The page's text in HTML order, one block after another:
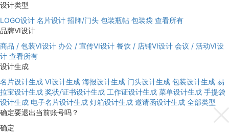
设计类型
LOGO设计 名片设计 招牌/门头 包装瓶帖 包装袋 查看所有
品牌VI设计
商品 / 包装VI设计 办公 / 宣传VI设计 餐饮 / 店铺VI设计 会议 / 活动VI设
计 查看所有
设计生成
名片设计生成 VI设计生成 海报设计生成 门头设计生成 包装设计生成 易
拉宝设计生成 奖状/证书设计生成 工作证设计生成 菜单设计生成 手提袋
设计生成 电子名片设计生成 灯箱设计生成 邀请函设计生成 全部类型
确定要退出当前账号吗？
确定